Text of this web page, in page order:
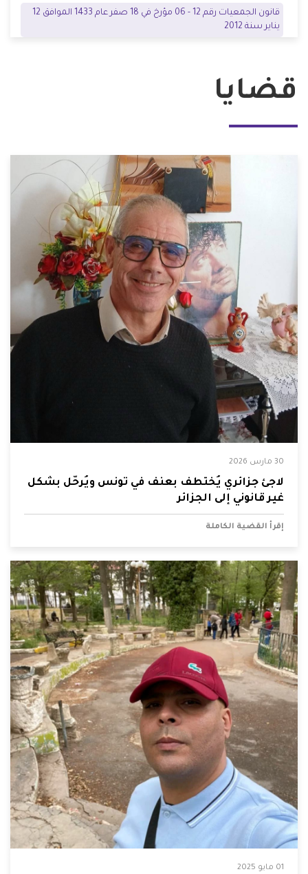
قانون الجمعيات رقم 12 - 06 مؤرخ في 18 صفر عام 1433 الموافق 12
يناير سنة 2012
قضايا
30 مارس 2026
لاجئ جزائري يُختطف بعنف في تونس ويُرحّل بشكل
غير قانوني إلى الجزائر
إقرأ القضية الكاملة
01 مايو 2025